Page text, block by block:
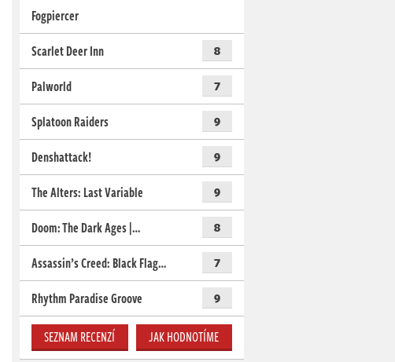
Fogpiercer
Scarlet Deer Inn
8
Palworld 7
Splatoon Raiders 9
Denshattack! 9
The Alters: Last Variable 9
Doom: The Dark Ages |… 8
Assassin’s Creed: Black Flag… 7
Rhythm Paradise Groove 9
SEZNAM RECENZÍ JAK HODNOTÍME